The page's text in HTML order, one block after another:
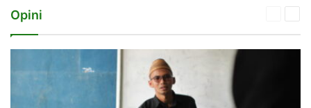
Opini